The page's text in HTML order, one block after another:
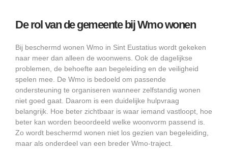
De rol van de gemeente bij Wmo wonen
Bij beschermd wonen Wmo in Sint Eustatius wordt gekeken
naar meer dan alleen de woonwens. Ook de dagelijkse
problemen, de behoefte aan begeleiding en de veiligheid
spelen mee. De Wmo is bedoeld om passende
ondersteuning te organiseren wanneer zelfstandig wonen
niet goed gaat. Daarom is een duidelijke hulpvraag
belangrijk. Hoe beter zichtbaar is waar iemand vastloopt, hoe
beter kan worden beoordeeld welke woonvorm passend is.
Zo wordt beschermd wonen niet los gezien van begeleiding,
maar als onderdeel van een breder Wmo-traject.